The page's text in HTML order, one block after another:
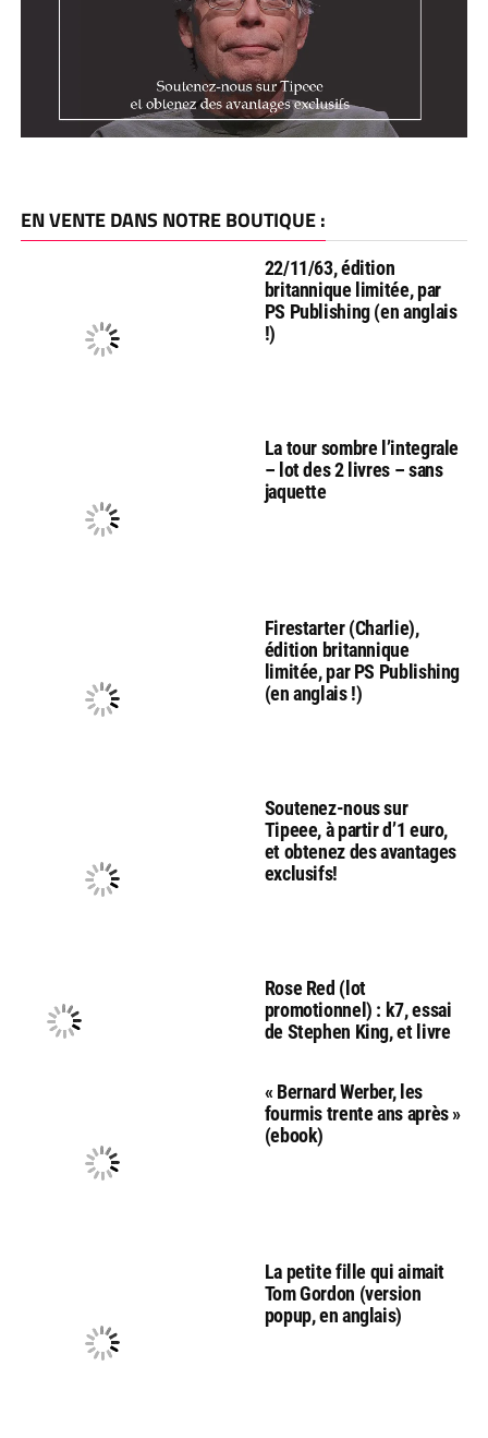
EN VENTE DANS NOTRE BOUTIQUE :
22/11/63, édition
britannique limitée, par
PS Publishing (en anglais
!)
La tour sombre l’integrale
– lot des 2 livres – sans
jaquette
Firestarter (Charlie),
édition britannique
limitée, par PS Publishing
(en anglais !)
Soutenez-nous sur
Tipeee, à partir d’1 euro,
et obtenez des avantages
exclusifs!
Rose Red (lot
promotionnel) : k7, essai
de Stephen King, et livre
« Bernard Werber, les
fourmis trente ans après »
(ebook)
La petite fille qui aimait
Tom Gordon (version
popup, en anglais)